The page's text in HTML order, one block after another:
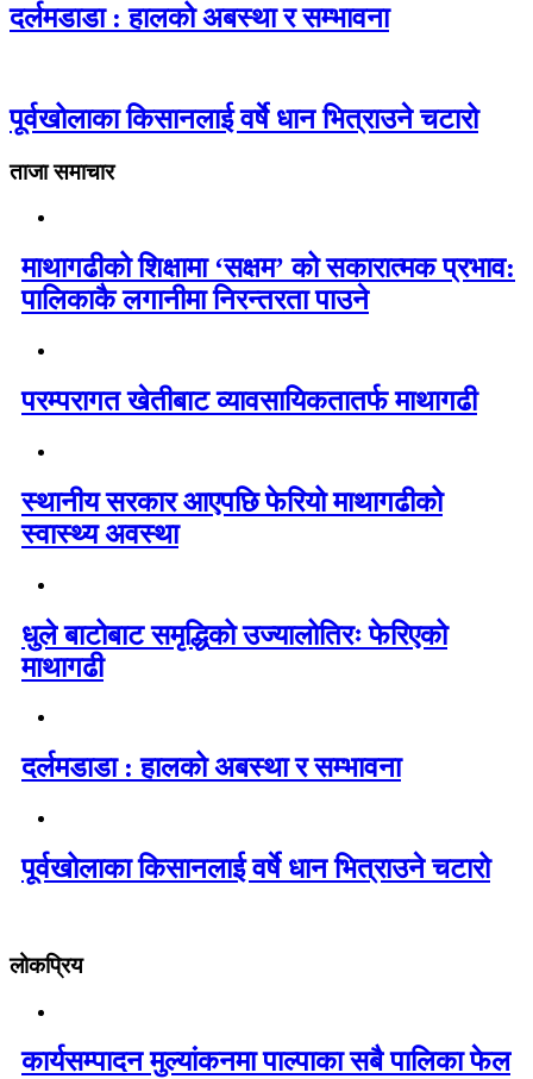
दर्लमडाडा : हालको अबस्था र सम्भावना
पूर्वखोलाका किसानलाई वर्षे धान भित्राउने चटारो
ताजा समाचार
माथागढीको शिक्षामा ‘सक्षम’ को सकारात्मक प्रभाव:
पालिकाकै लगानीमा निरन्तरता पाउने
परम्परागत खेतीबाट व्यावसायिकतातर्फ माथागढी
स्थानीय सरकार आएपछि फेरियो माथागढीको
स्वास्थ्य अवस्था
धुले बाटोबाट समृद्धिको उज्यालोतिरः फेरिएको
माथागढी
दर्लमडाडा : हालको अबस्था र सम्भावना
पूर्वखोलाका किसानलाई वर्षे धान भित्राउने चटारो
लोकप्रिय
कार्यसम्पादन मुल्यांकनमा पाल्पाका सबै पालिका फेल